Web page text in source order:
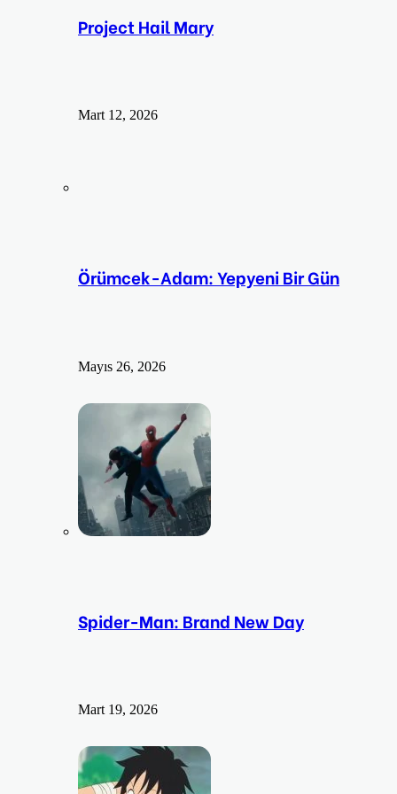
Project Hail Mary
Mart 12, 2026
Örümcek-Adam: Yepyeni Bir Gün
Mayıs 26, 2026
Spider-Man: Brand New Day
Mart 19, 2026